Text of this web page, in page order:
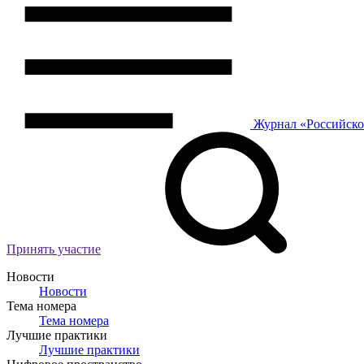
Журнал
Принять участие
Новости
Новости
Тема номера
Тема номера
Лучшие практики
Лучшие практики